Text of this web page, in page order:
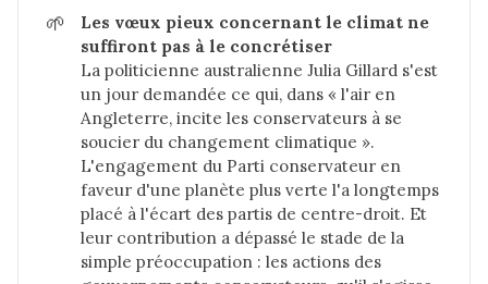
🌱
Les vœux pieux concernant le climat ne
suffiront pas à le concrétiser
La politicienne australienne Julia Gillard s'est
un jour demandée ce qui, dans « l'air en
Angleterre, incite les conservateurs à se
soucier du changement climatique ».
L'engagement du Parti conservateur en
faveur d'une planète plus verte l'a longtemps
placé à l'écart des partis de centre-droit. Et
leur contribution a dépassé le stade de la
simple préoccupation : les actions des